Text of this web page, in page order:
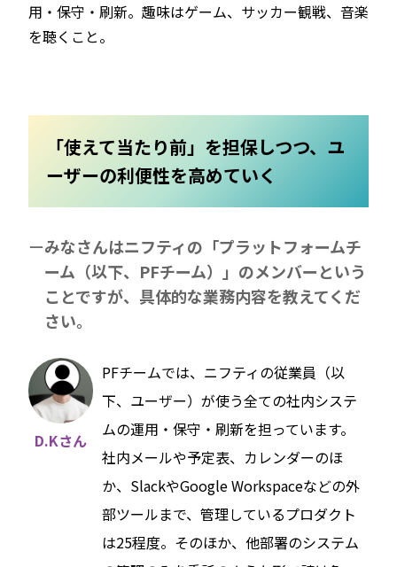
用・保守・刷新。趣味はゲーム、サッカー観戦、音楽
を聴くこと。
「使えて当たり前」を担保しつつ、ユ
ーザーの利便性を高めていく
みなさんはニフティの「プラットフォームチ
ーム（以下、PFチーム）」のメンバーという
ことですが、具体的な業務内容を教えてくだ
さい。
D.Kさん
PFチームでは、ニフティの従業員（以
下、ユーザー）が使う全ての社内システ
ムの運用・保守・刷新を担っています。
社内メールや予定表、カレンダーのほ
か、SlackやGoogle Workspaceなどの外
部ツールまで、管理しているプロダクト
は25程度。そのほか、他部署のシステム